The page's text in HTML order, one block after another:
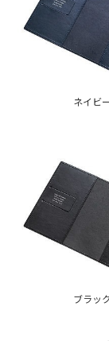
ネイビ
ブラッ